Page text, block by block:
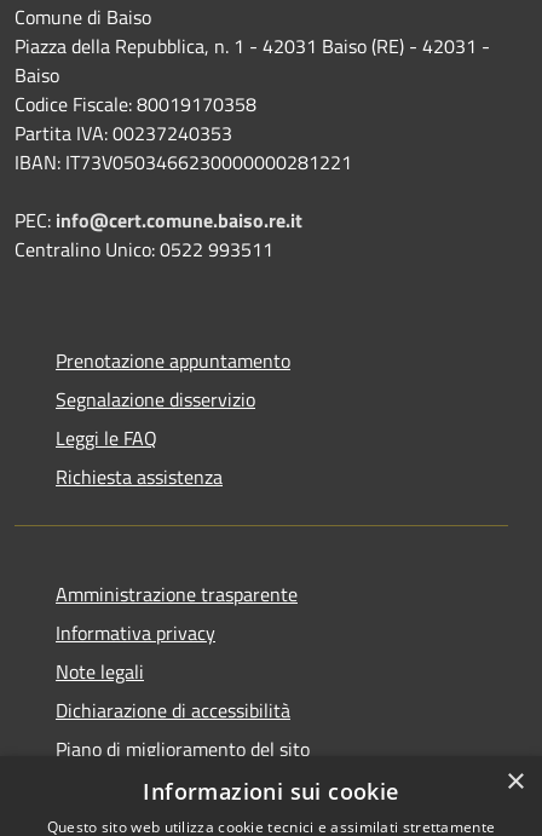
Comune di Baiso
Piazza della Repubblica, n. 1 - 42031 Baiso (RE) - 42031 -
Baiso
Codice Fiscale: 80019170358
Partita IVA: 00237240353
IBAN: IT73V0503466230000000281221
PEC: info@cert.comune.baiso.re.it
Centralino Unico: 0522 993511
Prenotazione appuntamento
Segnalazione disservizio
Leggi le FAQ
Richiesta assistenza
Amministrazione trasparente
Informativa privacy
Note legali
Dichiarazione di accessibilità
Piano di miglioramento del sito
×
Informazioni sui cookie
Questo sito web utilizza cookie tecnici e assimilati strettamente